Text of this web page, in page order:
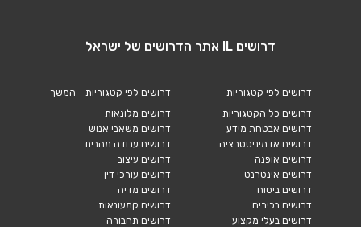
דרושים IL אתר הדרושים של ישראל
דרושים לפי קטגוריות
דרושים כל הקטגוריות
דרושים אבטחת מידע
דרושים אדמיניסטרציה
דרושים אופנה
דרושים אינטרנט
דרושים ביטוח
דרושים בכירים
דרושים בעלי מקצוע
דרושים לפי קטגוריות - המשך
דרושים מלונאות
דרושים משאבי אנוש
דרושים עבודה מהבית
דרושים עיצוב
דרושים עורכי דין
דרושים מדיה
דרושים קמעונאות
דרושים תחבורה